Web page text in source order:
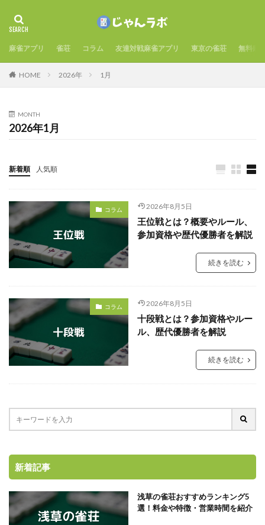
麻雀アプリ 雀荘 コラム 友達対戦麻雀アプリ 東京の雀荘 無料麻
HOME 2026年 1月
MONTH
2026年1月
新着順 人気順
コラム 2026年8月5日
王位戦とは？概要やルール、
参加資格や歴代優勝者を解説
続きを読む
コラム 2026年8月5日
十段戦とは？参加資格やルー
ル、歴代優勝者を解説
続きを読む
新着記事
浅草の雀荘おすすめランキング5
選！料金や特徴・営業時間を紹介